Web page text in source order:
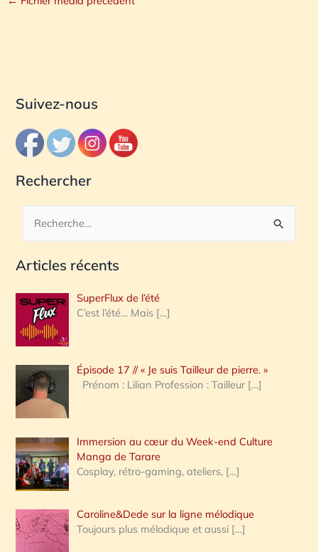
Suivez-nous
Rechercher
c
e
r
c
h
e
:
Articles récents
SuperFlux de l’été
C’est l’été… Mais […]
Épisode 17 // « Je suis Tailleur de pierre. »
Prénom : Lilian Profession : Tailleur […]
Immersion au cœur du Week-end Culture
Manga de Tarare
Cosplay, rétro-gaming, ateliers, […]
Caroline&Dede sur la ligne mélodique
Toujours plus mélodique et aussi […]